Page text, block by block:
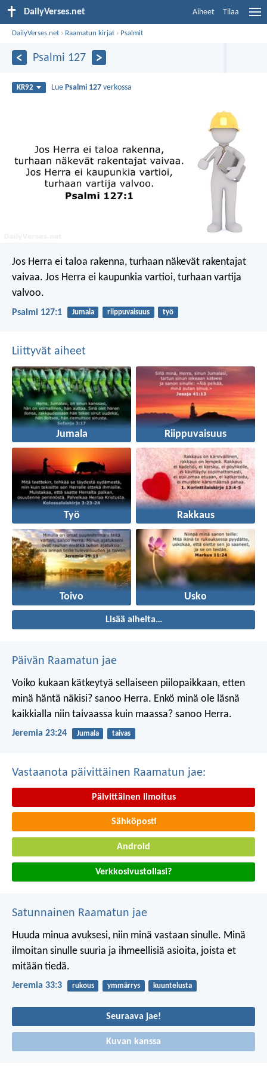
DailyVerses.net Aiheet Tilaa
DailyVerses.net › Raamatun kirjat › Psalmit
Psalmi 127
KR92 Lue Psalmi 127 verkossa
Jos Herra ei taloa rakenna, turhaan näkevät rakentajat
vaivaa. Jos Herra ei kaupunkia vartioi, turhaan vartija
valvoo.
Psalmi 127:1 Jumala riippuvaisuus työ
Liittyvät aiheet
Jumala Riippuvaisuus
Työ Rakkaus
Toivo Usko
Lisää aiheita…
Päivän Raamatun jae
Voiko kukaan kätkeytyä sellaiseen piilopaikkaan, etten
minä häntä näkisi? sanoo Herra. Enkö minä ole läsnä
kaikkialla niin taivaassa kuin maassa? sanoo Herra.
Jeremia 23:24 Jumala taivas
Vastaanota päivittäinen Raamatun jae:
Päivittäinen ilmoitus
Sähköposti
Android
Verkkosivustollasi?
Satunnainen Raamatun jae
Huuda minua avuksesi, niin minä vastaan sinulle. Minä
ilmoitan sinulle suuria ja ihmeellisiä asioita, joista et
mitään tiedä.
Jeremia 33:3 rukous ymmärrys kuuntelusta
Seuraava jae!
Kuvan kanssa